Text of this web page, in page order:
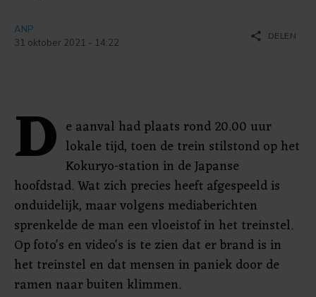
ANP
31 oktober 2021 - 14:22
share DELEN
D e aanval had plaats rond 20.00 uur
lokale tijd, toen de trein stilstond op het
Kokuryo-station in de Japanse
hoofdstad. Wat zich precies heeft afgespeeld is
onduidelijk, maar volgens mediaberichten
sprenkelde de man een vloeistof in het treinstel.
Op foto's en video's is te zien dat er brand is in
het treinstel en dat mensen in paniek door de
ramen naar buiten klimmen.